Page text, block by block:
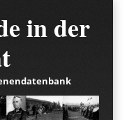
in der